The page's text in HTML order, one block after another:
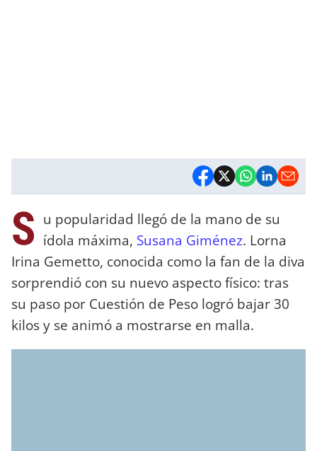
S u popularidad llegó de la mano de su
ídola máxima, Susana Giménez. Lorna
Irina Gemetto, conocida como la fan de la diva
sorprendió con su nuevo aspecto físico: tras
su paso por Cuestión de Peso logró bajar 30
kilos y se animó a mostrarse en malla.